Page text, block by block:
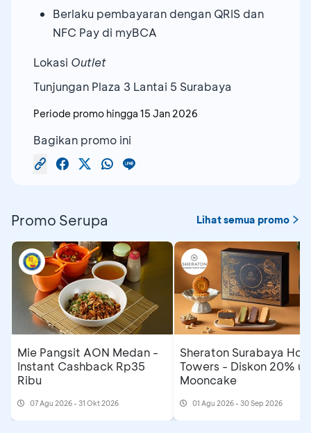
Berlaku pembayaran dengan QRIS dan
NFC Pay di myBCA
Lokasi Outlet
Tunjungan Plaza 3 Lantai 5 Surabaya
Periode promo hingga 15 Jan 2026
Bagikan promo ini
Promo Serupa Lihat semua promo
Mie Pangsit AON Medan -
Instant Cashback Rp35
Ribu
07 Agu 2026 - 31 Okt 2026
Sheraton Surabaya
Towers - Diskon 20%
Mooncake
01 Agu 2026 - 30 Sep 2026